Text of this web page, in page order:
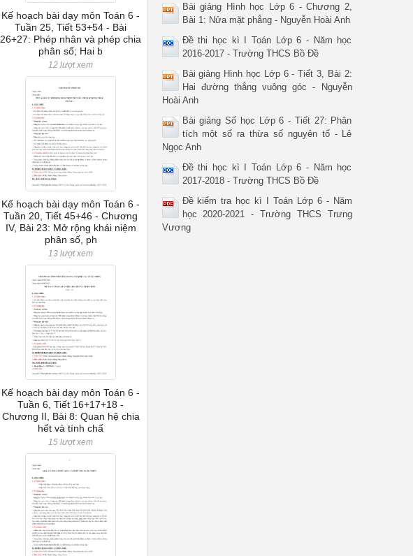
Kế hoạch bài dạy môn Toán 6 -
Tuần 25, Tiết 53+54 - Bài
26+27: Phép nhân và phép chia
phân số; Hai b
12 lượt xem
Kế hoạch bài dạy môn Toán 6 -
Tuần 20, Tiết 45+46 - Chương
IV, Bài 23: Mở rộng khái niệm
phân số, ph
13 lượt xem
Kế hoạch bài dạy môn Toán 6 -
Tuần 6, Tiết 16+17+18 -
Chương II, Bài 8: Quan hệ chia
hết và tính chấ
15 lượt xem
Bài giảng Hình học Lớp 6 - Chương 2,
Bài 1: Nửa mặt phẳng - Nguyễn Hoài Anh
Đề thi học kì I Toán Lớp 6 - Năm học
2016-2017 - Trường THCS Bồ Đề
Bài giảng Hình học Lớp 6 - Tiết 3, Bài 2:
Hai đường thẳng vuông góc - Nguyễn
Hoài Anh
Bài giảng Số học Lớp 6 - Tiết 27: Phân
tích một số ra thừa số nguyên tố - Lê
Ngọc Anh
Đề thi học kì I Toán Lớp 6 - Năm học
2017-2018 - Trường THCS Bồ Đề
Đề kiểm tra học kì I Toán Lớp 6 - Năm
học 2020-2021 - Trường THCS Trưng
Vương